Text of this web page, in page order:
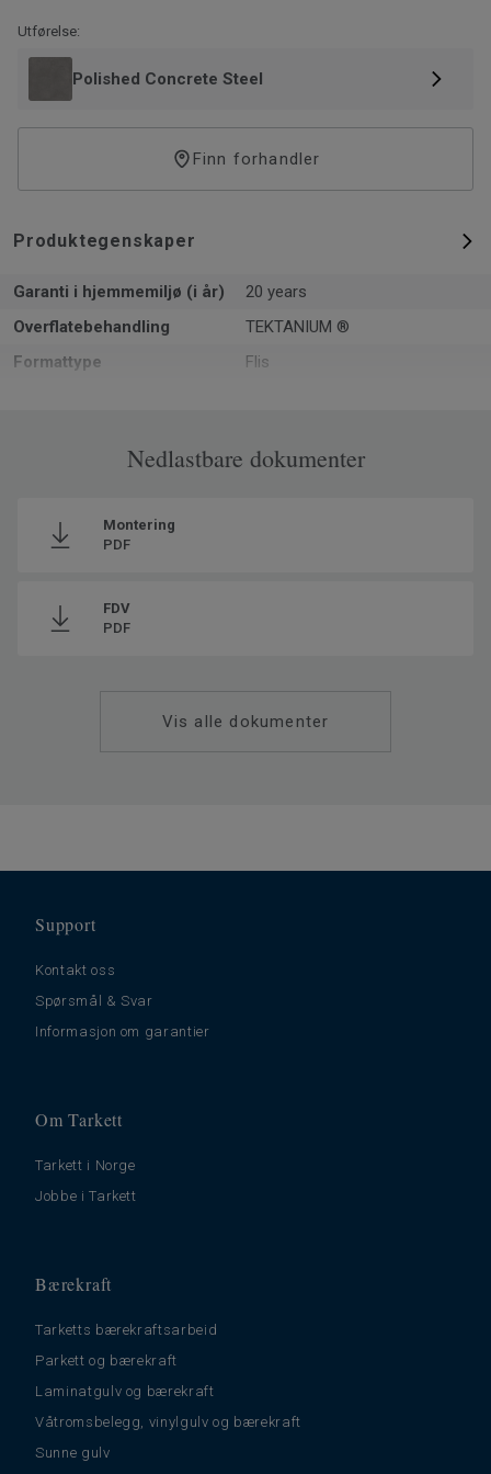
Utførelse:
Polished Concrete Steel
Finn forhandler
Produktegenskaper
Garanti i hjemmemiljø (i år)
20 years
Overflatebehandling
TEKTANIUM ®
Formattype
Flis
Artikler per eske
11
Produsert i
Total vekt
4 sides
Bredde
32
Nedlastbare dokumenter
Montering
PDF
FDV
PDF
Vis alle dokumenter
Support
Kontakt oss
Spørsmål & Svar
Informasjon om garantier
Om Tarkett
Tarkett i Norge
Jobbe i Tarkett
Bærekraft
Tarketts bærekraftsarbeid
Parkett og bærekraft
Laminatgulv og bærekraft
Våtromsbelegg, vinylgulv og bærekraft
Sunne gulv